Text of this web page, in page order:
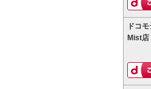
ドコ
Mist店